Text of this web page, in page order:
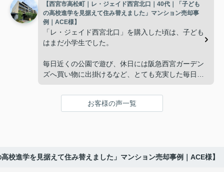
インフィニティエステートさんへ相談すると、「パ
ークナード西宮北口」の査定だけでなく、住み替え
先とのスケジュールや資金計画まで丁寧にサポート
してくださいました。
販売活動では、西宮北口駅へのアクセス、阪急西宮
ガーデンズ、医療機関や買い物施設など、将来も安
した。
子どもたちはそれぞれ別の仕事に就いており、
「将来、このビルの管理を任せるのは難しいかもし
れない。」
と家族で話し合うようになりました。
インフィニティエステートさんへ相談すると、収益
投資家向けの販売方法をご提案いただきました。
【西宮市高松町｜レ・ジェイド西宮北口｜40代｜「子ども
の高校進学を見据えて住み替えました」マンション売却事
例｜ACE様】
「レ・ジェイド西宮北口」を購入した頃は、子ども
はまだ小学生でした。
毎日近くの公園で遊び、休日には阪急西宮ガーデン
ズへ買い物に出掛けるなど、とても充実した毎日を
年月が経ち、子どもが高校進学を意識する年齢にな
お客様の声一覧
校進学を見据えて住み替えました」マンション売却事例｜ACE様】